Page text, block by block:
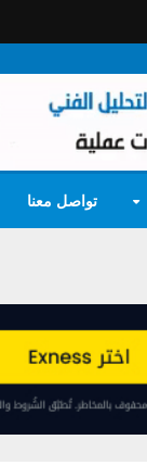
تواصل معنا